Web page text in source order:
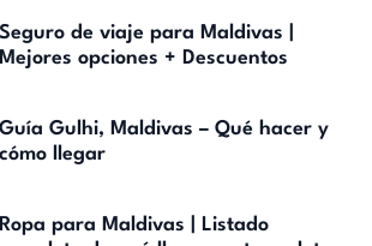
Seguro de viaje para Maldivas |
Mejores opciones + Descuentos
Guía Gulhi, Maldivas – Qué hacer y
cómo llegar
Ropa para Maldivas | Listado